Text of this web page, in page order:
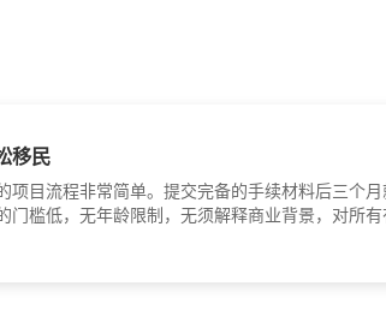
移民
项目流程非常简单。提交完备的手续材料后三个
门槛低，无年龄限制，无须解释商业背景，对所